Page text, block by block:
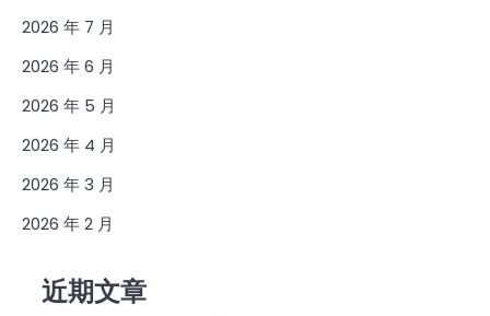
2026 年 7 月
2026 年 6 月
2026 年 5 月
2026 年 4 月
2026 年 3 月
2026 年 2 月
近期文章